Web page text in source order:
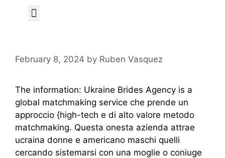
February 8, 2024 by Ruben Vasquez
The information: Ukraine Brides Agency is a
global matchmaking service che prende un
approccio {high-tech e di alto valore metodo
matchmaking. Questa onesta azienda attrae
ucraina donne e americano maschi quelli
cercando sistemarsi con una moglie o coniuge